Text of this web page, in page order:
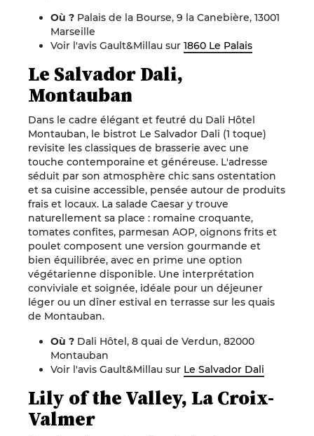
Où ? Palais de la Bourse, 9 la Canebière, 13001
Marseille
Voir l'avis Gault&Millau sur 1860 Le Palais
Le Salvador Dali,
Montauban
Dans le cadre élégant et feutré du Dali Hôtel
Montauban, le bistrot Le Salvador Dali (1 toque)
revisite les classiques de brasserie avec une
touche contemporaine et généreuse. L'adresse
séduit par son atmosphère chic sans ostentation
et sa cuisine accessible, pensée autour de produits
frais et locaux. La salade Caesar y trouve
naturellement sa place : romaine croquante,
tomates confites, parmesan AOP, oignons frits et
poulet composent une version gourmande et
bien équilibrée, avec en prime une option
végétarienne disponible. Une interprétation
conviviale et soignée, idéale pour un déjeuner
léger ou un dîner estival en terrasse sur les quais
de Montauban.
Où ? Dali Hôtel, 8 quai de Verdun, 82000
Montauban
Voir l'avis Gault&Millau sur Le Salvador Dali
Lily of the Valley, La Croix-
Valmer